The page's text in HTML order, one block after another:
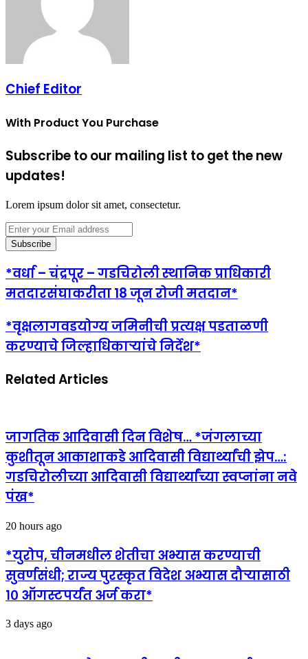
Chief Editor
With Product You Purchase
Subscribe to our mailing list to get the new
updates!
Lorem ipsum dolor sit amet, consectetur.
Enter
your
Email
address
*वर्धा – चंद्रपूर – गडचिरोली स्थानिक प्राधिकारी
मतदारसंघाकरीता 18 जून रोजी मतदान*
*वृक्षलागवडयोग्य जमिनीची प्रत्यक्ष पडताळणी
करण्याचे जिल्हाधिकाऱ्यांचे निर्देश*
Related Articles
जागतिक आदिवासी दिन विशेष… *जंगलाच्या
कुशीतून आकाशाकडे आदिवासी विद्यार्थ्यांची झेप…:
गडचिरोलीच्या आदिवासी विद्यार्थ्यांच्या स्वप्नांना नवे
पंख*
20 hours ago
*युरोप, चीनमधील शेतीचा अभ्यास करण्याची
सुवर्णसंधी; राज्य पुरस्कृत विदेश अभ्यास दौऱ्यासाठी
१० ऑगस्टपर्यंत अर्ज करा*
3 days ago